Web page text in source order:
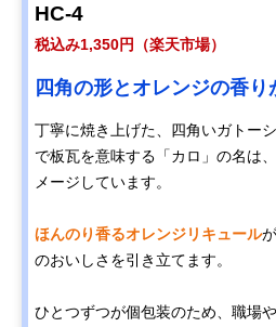
HC-4
税込み1,350円（楽天市場）
四角の形とオレンジの香り
丁寧に焼き上げた、四角いガトー
で板瓦を意味する「カロ」の名は
メージしています。
ほんのり香るオレンジリキュール
のおいしさを引き立てます。
ひとつずつが個包装のため、職場